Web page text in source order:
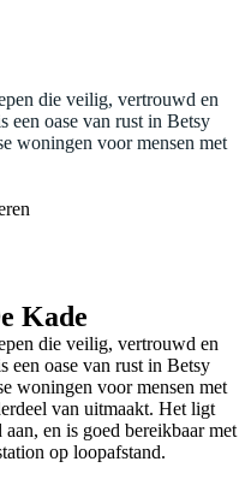
die veilig, vertrouwd en
een oase van rust in Betsy
woningen voor mensen met
Kade
die veilig, vertrouwd en
een oase van rust in Betsy
woningen voor mensen met
van uitmaakt. Het ligt
en is goed bereikbaar met
op loopafstand.